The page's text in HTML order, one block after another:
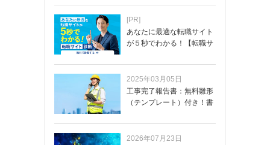
[PR]
あなたに最適な転職サイト
が５秒でわかる！【転職サ
2025年03月05日
工事完了報告書：無料雛形
（テンプレート）付き！書
2026年07月23日